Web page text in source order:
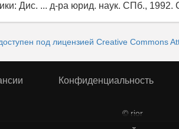
Дис. ... д-ра юрид. наук. СПб., 1992.
под лицензией Creative Commons
Конфиденциальность
© rior